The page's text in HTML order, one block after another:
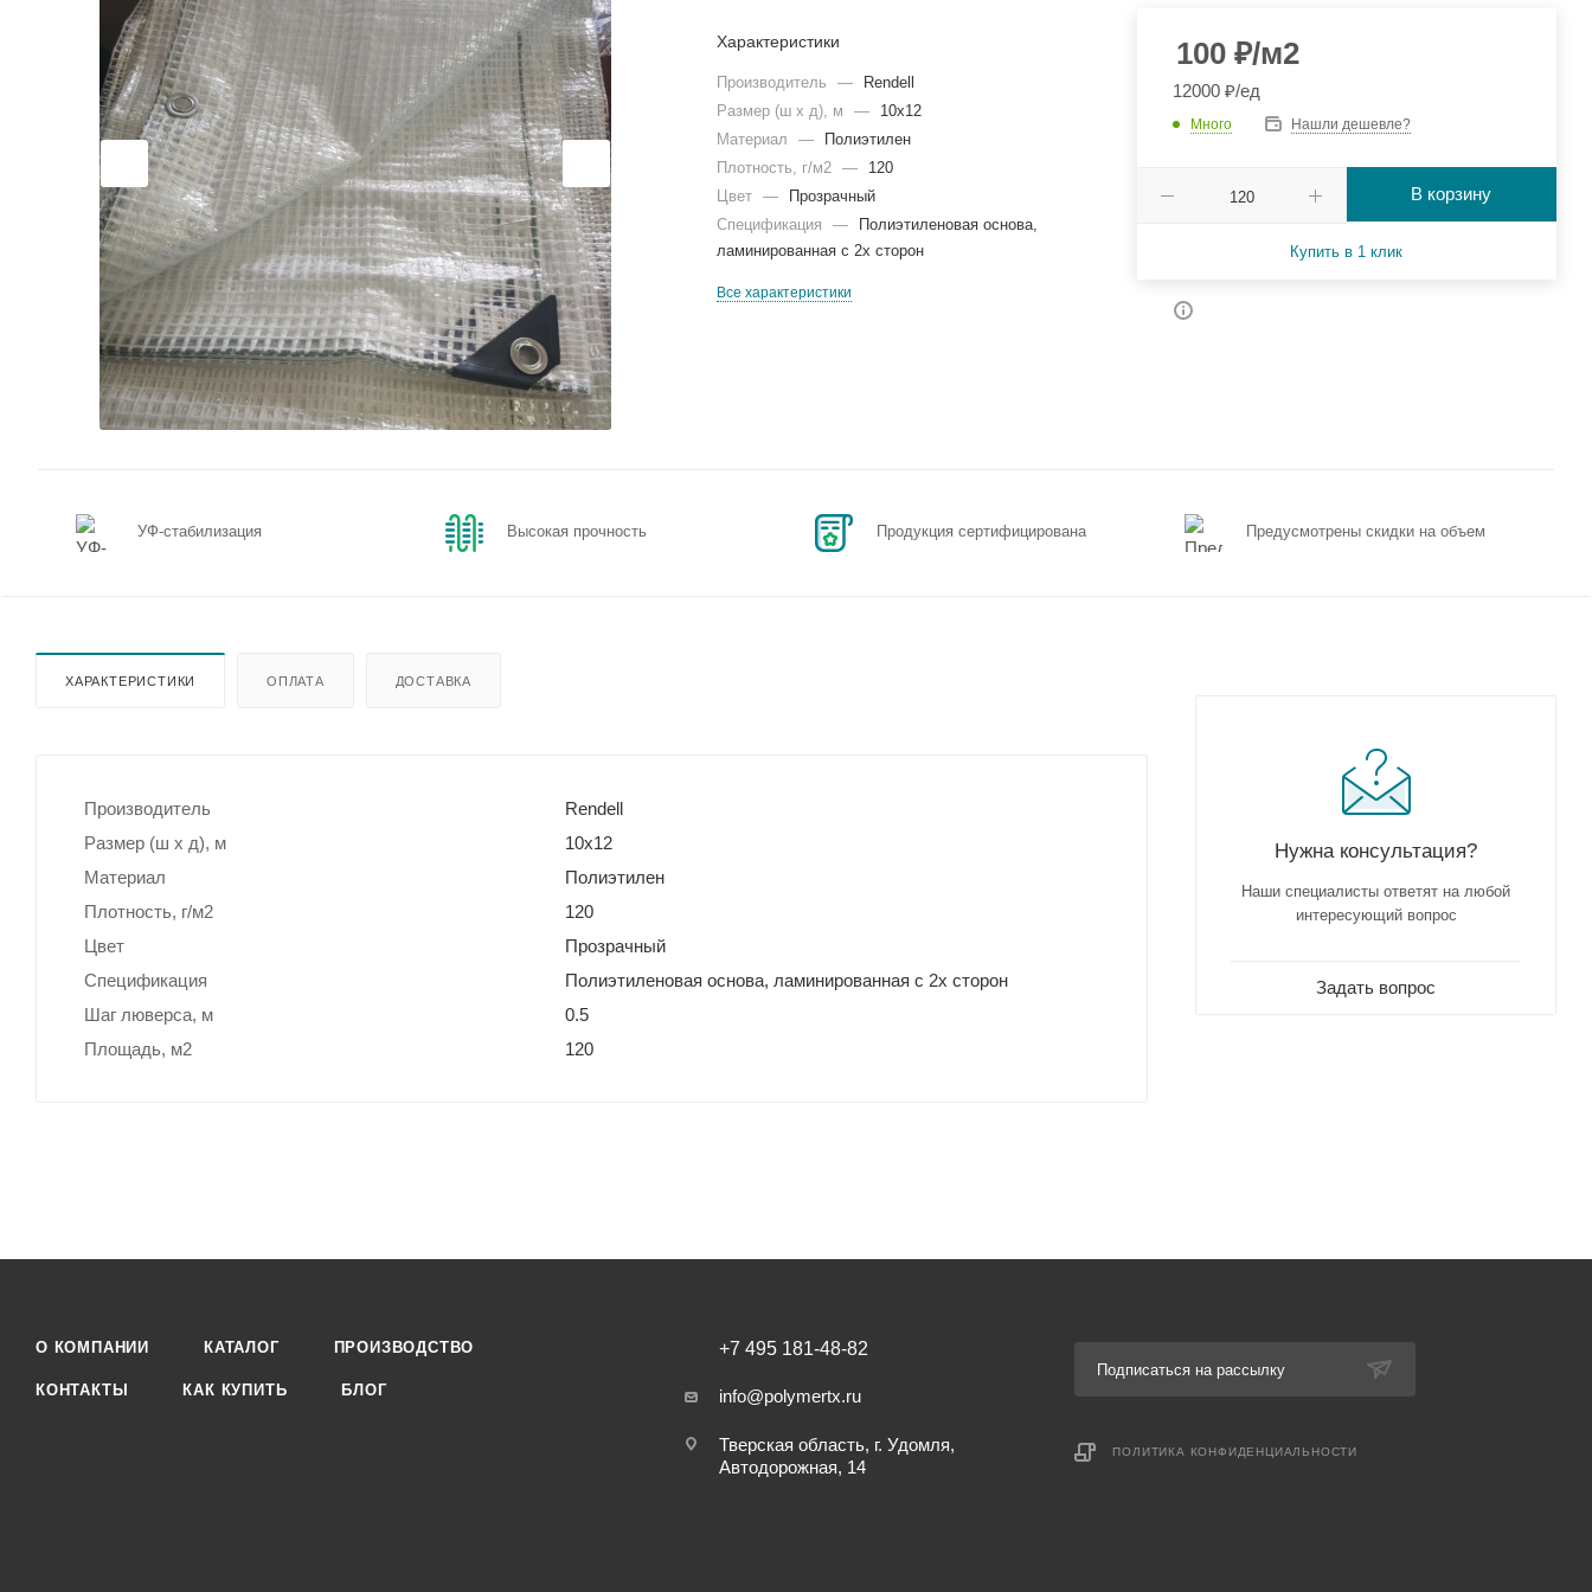
Характеристики
Производитель —
Rendell
Размер (ш х д), м
—
10х12
Материал
—
Полиэтилен
Плотность, г/м2
—
120
Цвет
—
Прозрачный
Спецификация
—
Полиэтиленовая основа,
ламинированная с 2х сторон
Все характеристики
100₽/м2
12000 ₽/ед
Много Нашли дешевле?
В корзину
Купить в 1 клик
УФ-стабилизация Высокая прочность Продукция сертифицирована Предусмотрены скидки на объем
ХАРАКТЕРИСТИКИ ОПЛАТА ДОСТАВКА
Производитель
Rendell
Размер (ш х д), м
10х12
Материал
Полиэтилен
Плотность, г/м2
120
Цвет
Прозрачный
Спецификация
Полиэтиленовая основа, ламинированная с 2х сторон
Шаг люверса, м
0.5
Площадь, м2
120
Нужна консультация?
Наши специалисты ответят на любой
интересующий вопрос
Задать вопрос
О КОМПАНИИ КАТАЛОГ ПРОИЗВОДСТВО
КОНТАКТЫ КАК КУПИТЬ БЛОГ
+7 495 181-48-82
info@polymertx.ru
Тверская область, г. Удомля,
Автодорожная, 14
Подписаться на рассылку
ПОЛИТИКА КОНФИДЕНЦИАЛЬНОСТИ